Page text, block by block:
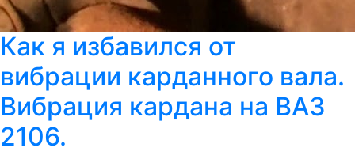
Как я избавился от
вибрации карданного вала.
Вибрация кардана на ВАЗ
2106.